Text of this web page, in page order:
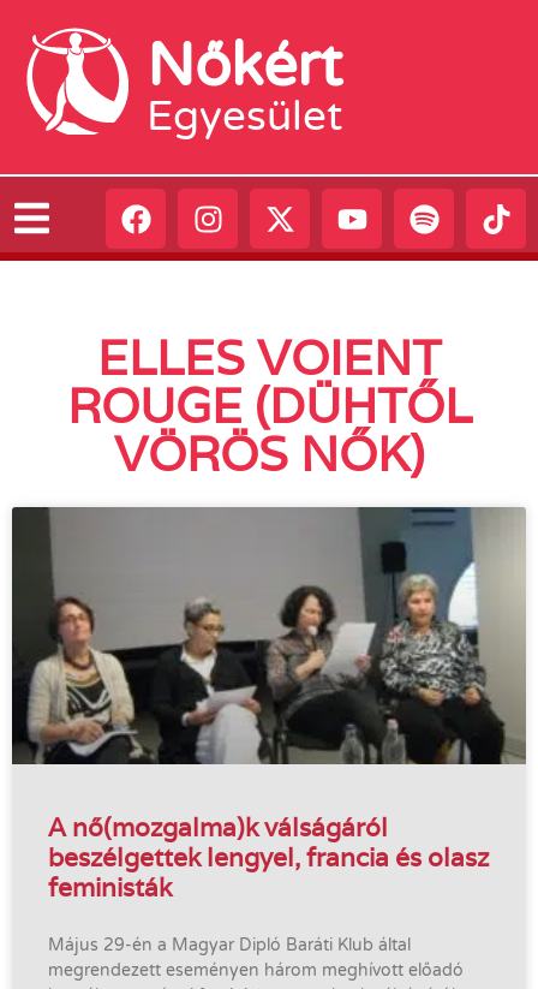
Nőkért
Egyesület
ELLES VOIENT
ROUGE (DÜHTŐL
VÖRÖS NŐK)
A nő(mozgalma)k válságáról
beszélgettek lengyel, francia és olasz
feministák
Május 29-én a Magyar Dipló Baráti Klub által
megrendezett eseményen három meghívott előadó